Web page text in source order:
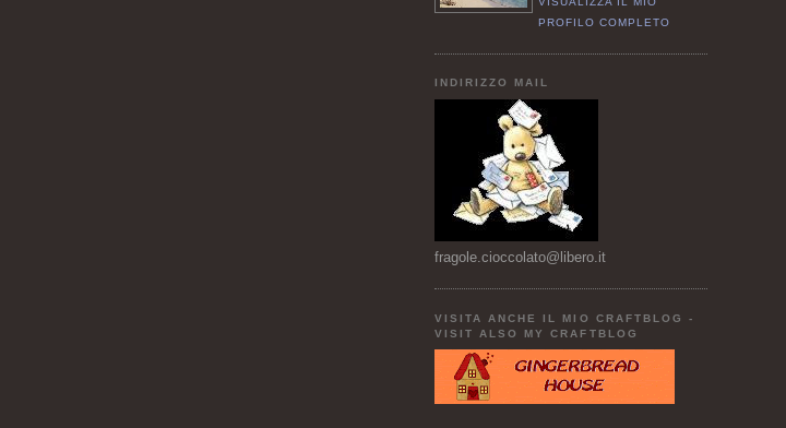
PROFILO COMPLETO
INDIRIZZO MAIL
fragole.cioccolato@libero.it
VISITA ANCHE IL MIO CRAFTBLOG -
VISIT ALSO MY CRAFTBLOG